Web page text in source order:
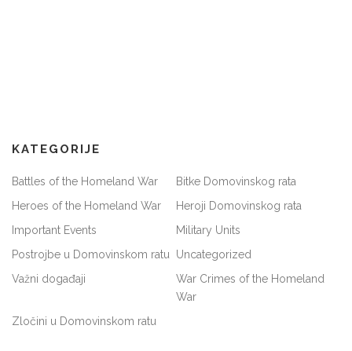
KATEGORIJE
Battles of the Homeland War
Bitke Domovinskog rata
Heroes of the Homeland War
Heroji Domovinskog rata
Important Events
Military Units
Postrojbe u Domovinskom ratu
Uncategorized
Važni događaji
War Crimes of the Homeland
War
Zločini u Domovinskom ratu